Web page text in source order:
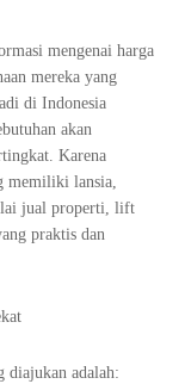
mengenai harga
mereka yang
di Indonesia
akan
Karena
memiliki lansia,
jual properti, lift
praktis dan
diajukan adalah: